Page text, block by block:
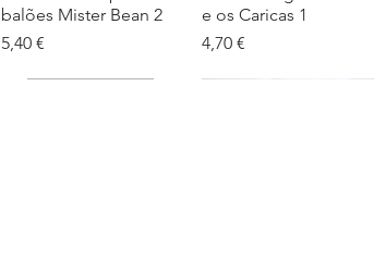
balões Mister Bean 2
Preço
5,40 €
e os Caricas 1
Preço
4,70 €